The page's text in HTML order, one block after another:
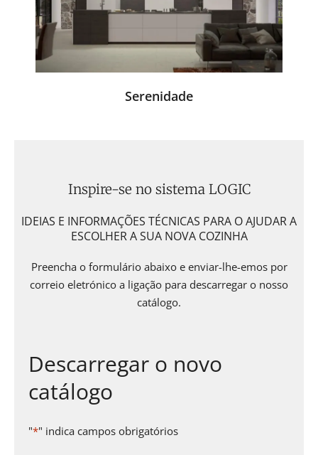
Serenidade
Inspire-se no sistema LOGIC
IDEIAS E INFORMAÇÕES TÉCNICAS PARA O AJUDAR A
ESCOLHER A SUA NOVA COZINHA
Preencha o formulário abaixo e enviar-lhe-emos por
correio eletrónico a ligação para descarregar o nosso
catálogo.
Descarregar o novo
catálogo
"*" indica campos obrigatórios